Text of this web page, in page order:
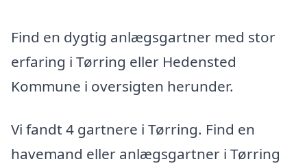
Find en dygtig anlægsgartner med stor
erfaring i Tørring eller Hedensted
Kommune i oversigten herunder.
Vi fandt 4 gartnere i Tørring. Find en
havemand eller anlægsgartner i Tørring